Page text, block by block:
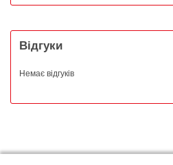
Відгуки
Немає відгуків